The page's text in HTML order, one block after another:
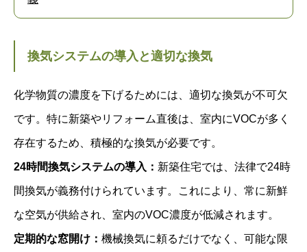
換気システムの導入と適切な換気
化学物質の濃度を下げるためには、適切な換気が不可欠
です。特に新築やリフォーム直後は、室内にVOCが多く
存在するため、積極的な換気が必要です。
24時間換気システムの導入： 新築住宅では、法律で24時
間換気が義務付けられています。これにより、常に新鮮
な空気が供給され、室内のVOC濃度が低減されます。
定期的な窓開け： 機械換気に頼るだけでなく、可能な限